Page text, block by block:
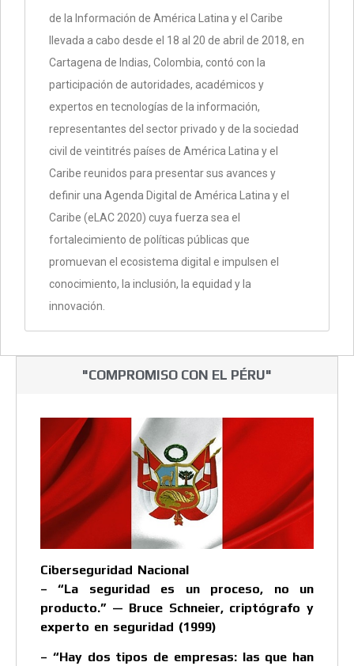
de la Información de América Latina y el Caribe
llevada a cabo desde el 18 al 20 de abril de 2018, en
Cartagena de Indias, Colombia, contó con la
participación de autoridades, académicos y
expertos en tecnologías de la información,
representantes del sector privado y de la sociedad
civil de veintitrés países de América Latina y el
Caribe reunidos para presentar sus avances y
definir una Agenda Digital de América Latina y el
Caribe (eLAC 2020) cuya fuerza sea el
fortalecimiento de políticas públicas que
promuevan el ecosistema digital e impulsen el
conocimiento, la inclusión, la equidad y la
innovación.
"COMPROMISO CON EL PÉRU"
Ciberseguridad Nacional
– “La seguridad es un proceso, no un
producto.” — Bruce Schneier, criptógrafo y
experto en seguridad (1999)
– “Hay dos tipos de empresas: las que han